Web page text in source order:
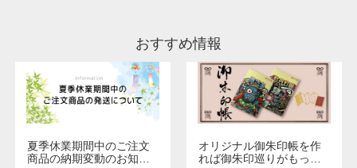
おすすめ情報
夏季休業期間中のご注文
商品の納期変動のお知ら
オリジナル御朱印帳を作
れば御朱印巡りがもっと